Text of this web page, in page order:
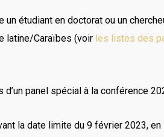
étudiant en doctorat ou un
latine/Caraïbes (voir les listes des
panel spécial à la conférence
la date limite du 9 février 2023,